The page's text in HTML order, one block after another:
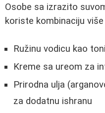
Osobe sa izrazito
koriste kombinaciju
Ružinu vodicu kao
Kreme sa ureom za
Prirodna ulja
za dodatnu ishranu